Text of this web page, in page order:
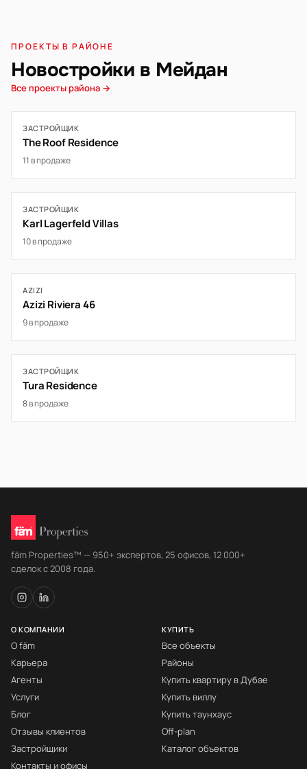
ПРОЕКТЫ В РАЙОНЕ
Новостройки в Мейдан
Все проекты района →
ЗАСТРОЙЩИК
The Roof Residence
11 в продаже
ЗАСТРОЙЩИК
Karl Lagerfeld Villas
10 в продаже
AZIZI
Azizi Riviera 46
9 в продаже
ЗАСТРОЙЩИК
Tura Residence
8 в продаже
fäm Properties™ — 950+ экспертов, 25 офисов, 12 000+
сделок с 2008 года.
О КОМПАНИИ
О fäm
Карьера
Агенты
Услуги
Блог
Отзывы клиентов
Застройщики
Контакты и офисы
КУПИТЬ
Все объекты
Районы
Купить квартиру в Дубае
Купить виллу
Купить таунхаус
Off-plan
Каталог объектов